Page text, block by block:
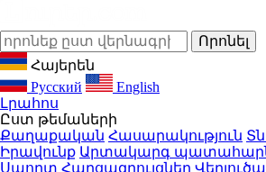
Հայերեն
Русский
English
Լրահոս
Ըստ թեմաների
Քաղաքական Հասարակություն
Իրավունք Արտակարգ
Սպորտ Հարցազրույցներ